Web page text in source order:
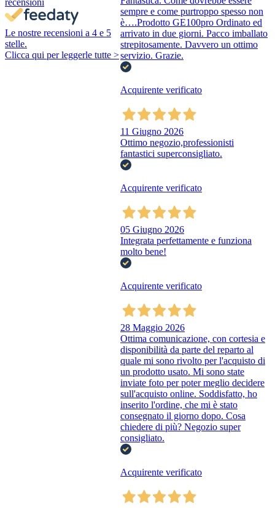
recensioni
Le nostre recensioni a 4 e 5
stelle.
Clicca qui per leggerle tutte >
sempre e come purtroppo spesso non
è….Prodotto GE100pro Ordinato ed
arrivato in due giorni. Pacco imballato
strepitosamente. Davvero un ottimo
servizio. Grazie.
Acquirente verificato
11 Giugno 2026
Ottimo negozio,professionisti
fantastici superconsigliato.
Acquirente verificato
05 Giugno 2026
Integrata perfettamente e funziona
molto bene!
Acquirente verificato
28 Maggio 2026
Ottima comunicazione, con cortesia e
disponibilità da parte del reparto al
quale mi sono rivolto per l'acquisto di
un prodotto usato. Mi sono state
inviate foto per poter meglio decidere
sull'acquisto online. Soddisfatto, ho
inserito l'ordine, che mi è stato
consegnato il giorno dopo. Cosa
chiedere di più? Negozio super
consigliato.
Acquirente verificato